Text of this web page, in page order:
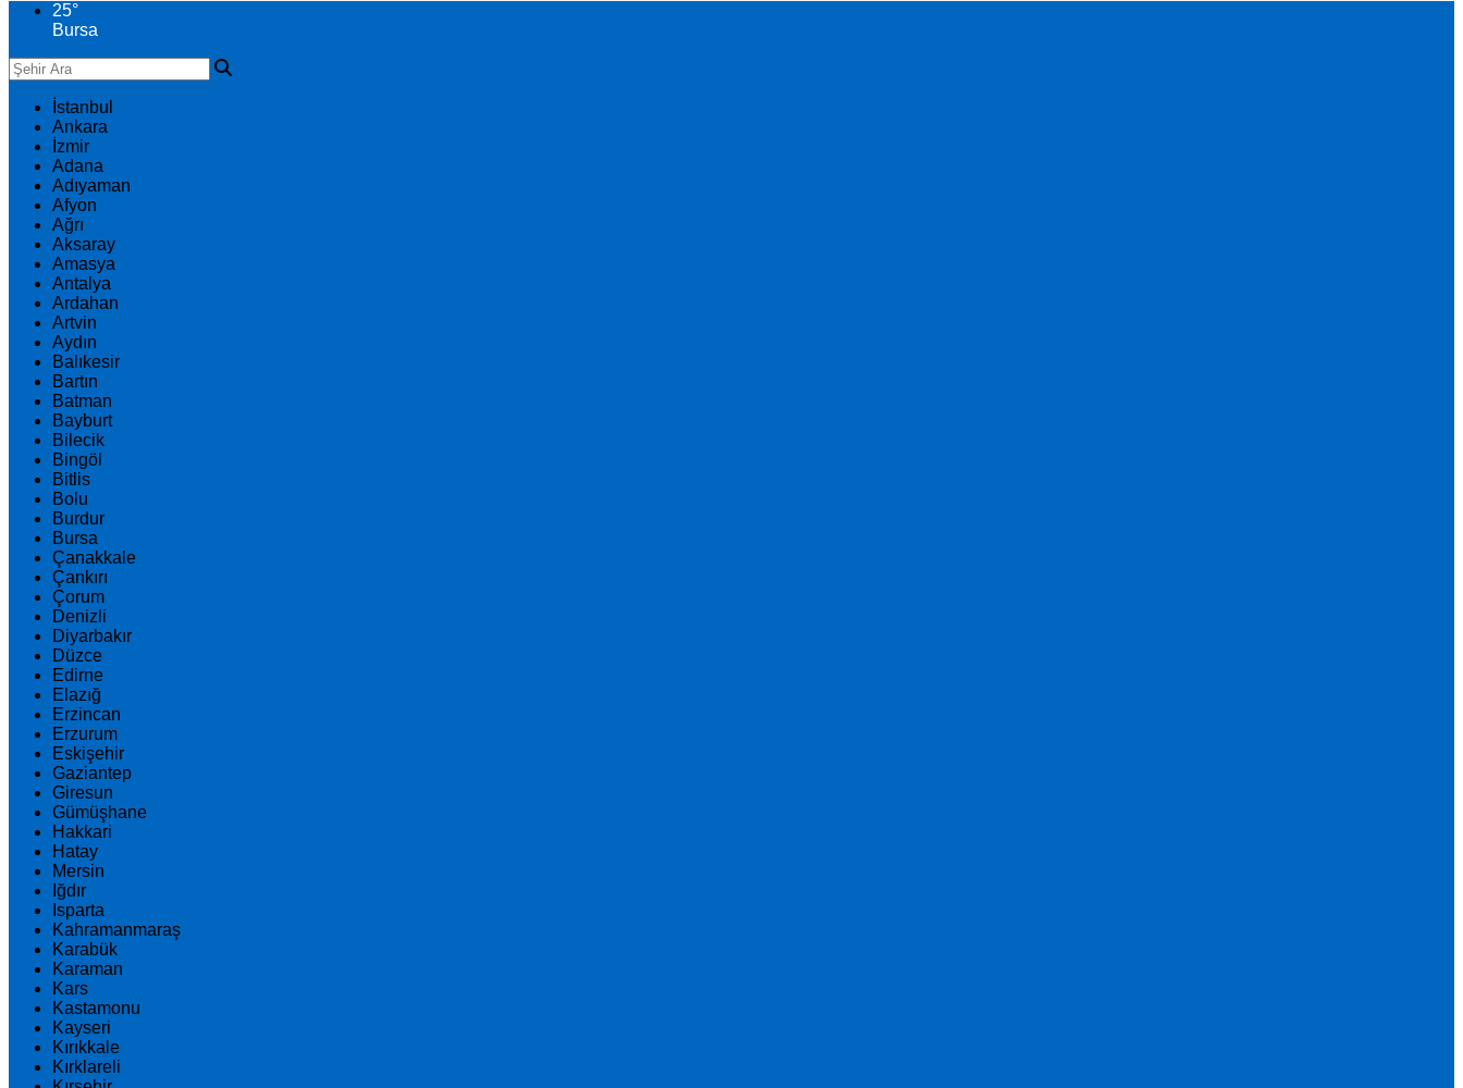
25°
Bursa
İstanbul
Ankara
İzmir
Adana
Adıyaman
Afyon
Ağrı
Aksaray
Amasya
Antalya
Ardahan
Artvin
Aydın
Balıkesir
Bartın
Batman
Bayburt
Bilecik
Bingöl
Bitlis
Bolu
Burdur
Bursa
Çanakkale
Çankırı
Çorum
Denizli
Diyarbakır
Düzce
Edirne
Elazığ
Erzincan
Erzurum
Eskişehir
Gaziantep
Giresun
Gümüşhane
Hakkari
Hatay
Mersin
Iğdır
Isparta
Kahramanmaraş
Karabük
Karaman
Kars
Kastamonu
Kayseri
Kırıkkale
Kırklareli